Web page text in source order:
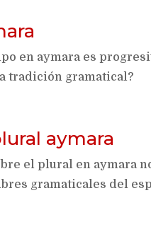
en aymara es
tradición gramatical?
aymara
el plural en aymara
gramaticales del